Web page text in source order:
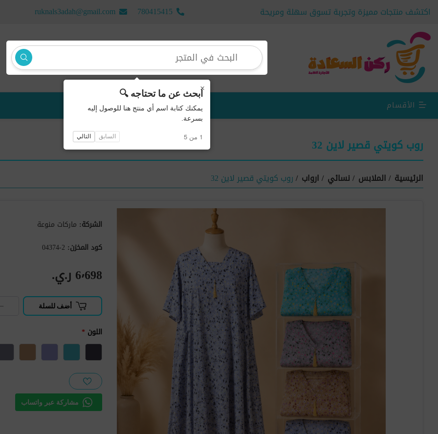
اكتشف منتجات مميزة وتجربة تسوق سهلة ومريحة 780415415
ruknals3adah@gmail.com
الأقسام منتجات جديدة
روب كويتي قصير لاين 32
الرئيسية /الملابس /نسائي /ارواب /روب كويتي قصير لاين 32
الشركة: ماركات منوعة
كود المخزن: 2-04374
6٬698 ر.ي.‏
أضف للسلة
اللون *
مشاركة عبر واتساب
×ابحث عن ما تحتاجه 🔍
يمكنك كتابة اسم أي منتج هنا للوصول إليه
بسرعة.
1 من 5 السابق التالي